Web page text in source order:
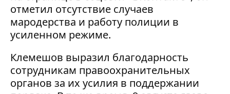
отметил отсутствие случаев
мародерства и работу полиции в
усиленном режиме.
Клемешов выразил благодарность
сотрудникам правоохранительных
органов за их усилия в поддержании